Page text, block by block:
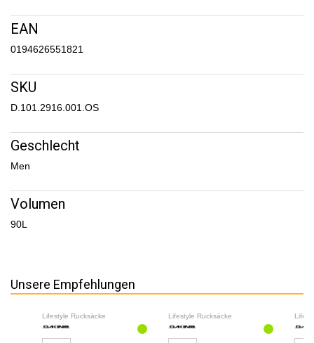
EAN
0194626551821
SKU
D.101.2916.001.OS
Geschlecht
Men
Volumen
90L
Unsere Empfehlungen
Lifestyle Rucksäcke Lifestyle Rucksäcke